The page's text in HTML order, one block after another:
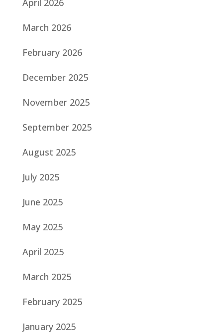
April 2026
March 2026
February 2026
December 2025
November 2025
September 2025
August 2025
July 2025
June 2025
May 2025
April 2025
March 2025
February 2025
January 2025